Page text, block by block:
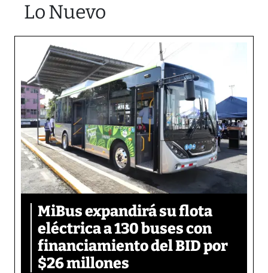
Lo Nuevo
MiBus expandirá su flota
eléctrica a 130 buses con
financiamiento del BID por
$26 millones